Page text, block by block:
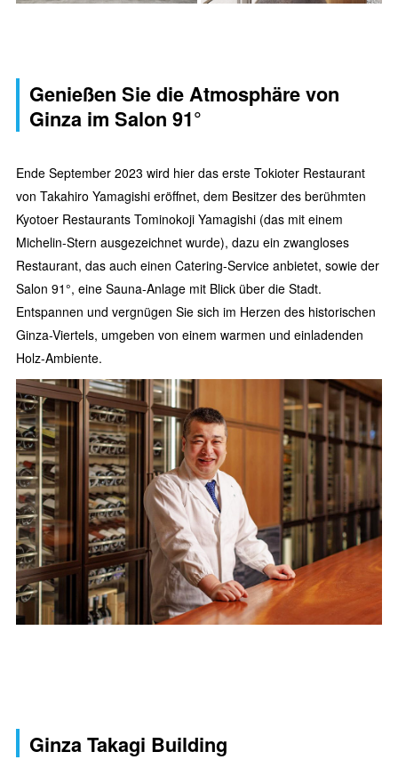
Genießen Sie die Atmosphäre von
Ginza im Salon 91°
Ende September 2023 wird hier das erste Tokioter Restaurant
von Takahiro Yamagishi eröffnet, dem Besitzer des berühmten
Kyotoer Restaurants Tominokoji Yamagishi (das mit einem
Michelin-Stern ausgezeichnet wurde), dazu ein zwangloses
Restaurant, das auch einen Catering-Service anbietet, sowie der
Salon 91°, eine Sauna-Anlage mit Blick über die Stadt.
Entspannen und vergnügen Sie sich im Herzen des historischen
Ginza-Viertels, umgeben von einem warmen und einladenden
Holz-Ambiente.
Ginza Takagi Building